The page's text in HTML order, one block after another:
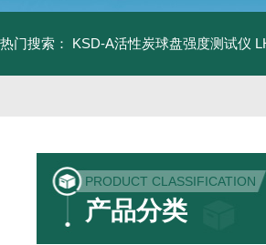
热门搜索： KSD-A活性炭球盘强度测试仪
PRODUCT CLASSIFICATION
产品分类